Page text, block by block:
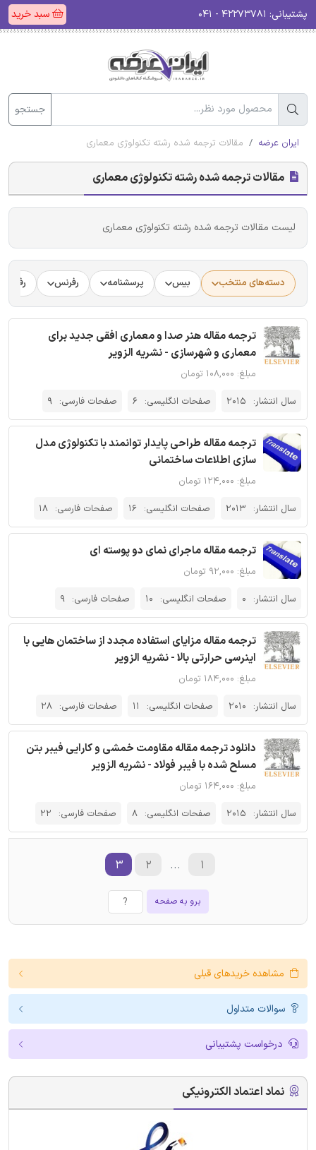
پشتیبانی: سبد خرید
جستجو
ایران عرضه مقالات ترجمه شده رشته تکنولوژی معماری
مقالات ترجمه شده رشته تکنولوژی معماری
لیست مقالات ترجمه شده رشته تکنولوژی معماری
دسته‌های منتخب بیس پرسشنامه رفرنس
ترجمه مقاله هنر صدا و معماری افقی جدید برای
معماری و شهرسازی - نشریه الزویر
مبلغ: ۱۰۸,۰۰۰ تومان
سال انتشار: 2015 صفحات انگلیسی: 6 صفحات فارسی: 9
ترجمه مقاله طراحی پایدار توانمند با تکنولوژی مدل
سازی اطلاعات ساختمانی
مبلغ: ۱۲۴,۰۰۰ تومان
سال انتشار: 2013 صفحات انگلیسی: 16 صفحات فارسی: 18
ترجمه مقاله ماجرای نمای دو پوسته ای
مبلغ: ۹۲,۰۰۰ تومان
سال انتشار: 0 صفحات انگلیسی: 10 صفحات فارسی: 9
ترجمه مقاله مزایای استفاده مجدد از ساختمان هایی با
اینرسی حرارتی بالا - نشریه الزویر
مبلغ: ۱۸۴,۰۰۰ تومان
سال انتشار: 2010 صفحات انگلیسی: 11 صفحات فارسی: 28
دانلود ترجمه مقاله مقاومت خمشی و کارایی فیبر بتن
مسلح شده با فیبر فولاد - نشریه الزویر
مبلغ: ۱۶۴,۰۰۰ تومان
سال انتشار: 2015 صفحات انگلیسی: 8 صفحات فارسی: 22
برو به صفحه
۱ ... ۲ ۳
مشاهده خریدهای قبلی
سوالات متداول
درخواست پشتیبانی
نماد اعتماد الکترونیکی